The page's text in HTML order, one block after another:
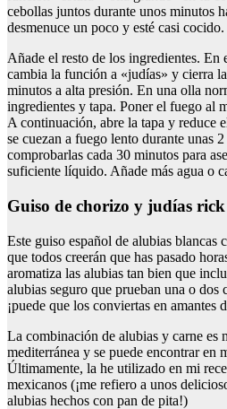
cebollas juntos durante unos minutos
desmenuce un poco y esté casi cocido.
Añade el resto de los ingredientes. En
cambia la función a «judías» y cierra
minutos a alta presión. En una olla
ingredientes y tapa. Poner el fuego al
A continuación, abre la tapa y reduce
se cuezan a fuego lento durante unas
comprobarlas cada 30 minutos para
suficiente líquido. Añade más agua o
Guiso de chorizo y judías
Este guiso español de alubias blancas
que todos creerán que has pasado
aromatiza las alubias tan bien que
alubias seguro que prueban una o dos
¡puede que los conviertas en amantes
La combinación de alubias y carne es
mediterránea y se puede encontrar en
Últimamente, la he utilizado en mi
mexicanos (¡me refiero a unos
alubias hechos con pan de pita!)